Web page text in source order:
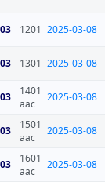
1201 2025-03-08
1301 2025-03-08
1401
aac
2025-03-08
1501
aac
2025-03-08
1601
aac
2025-03-08